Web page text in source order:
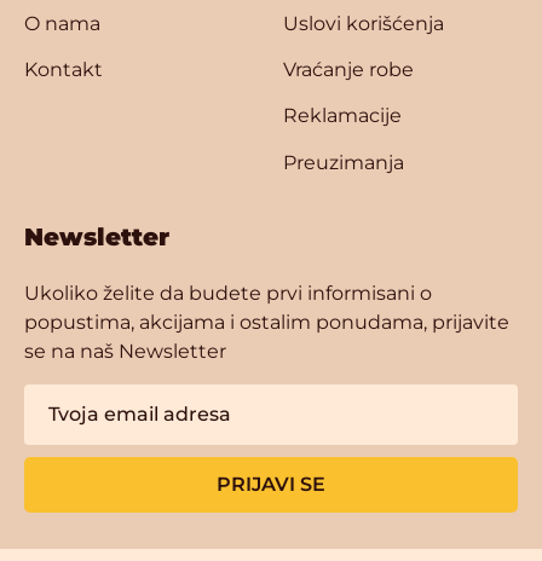
O nama
Kontakt
Uslovi korišćenja
Vraćanje robe
Reklamacije
Preuzimanja
Newsletter
Ukoliko želite da budete prvi informisani o
popustima, akcijama i ostalim ponudama, prijavite
se na naš Newsletter
PRIJAVI SE